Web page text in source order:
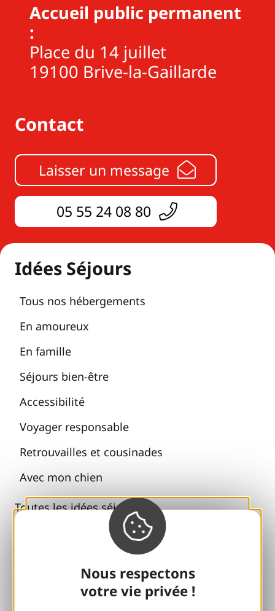
Nous respectons
votre vie privée !
Accueil public permanent
:
Place du 14 juillet
19100 Brive-la-Gaillarde
Contact
Laisser un message
05 55 24 08 80
Idées Séjours
Tous nos hébergements
En amoureux
En famille
Séjours bien-être
Accessibilité
Voyager responsable
Retrouvailles et cousinades
Avec mon chien
Toutes les idées séjours
Accueil de Groupes
Séjours sportifs